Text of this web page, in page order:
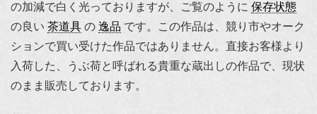
の加減で白く光っておりますが、ご覧のように 保存状態
の良い 茶道具 の 逸品 です。この作品は、競り市やオーク
ションで買い受けた作品ではありません。直接お客様より
入荷した、うぶ荷と呼ばれる貴重な蔵出しの作品で、現状
のまま販売しております。